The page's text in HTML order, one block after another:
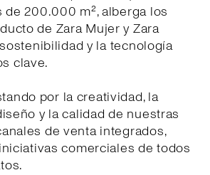
de 200.000 m², alberga los
de Zara Mujer y Zara
y la tecnología
clave.
por la creatividad, la
y la calidad de nuestras
de venta integrados,
comerciales de todos